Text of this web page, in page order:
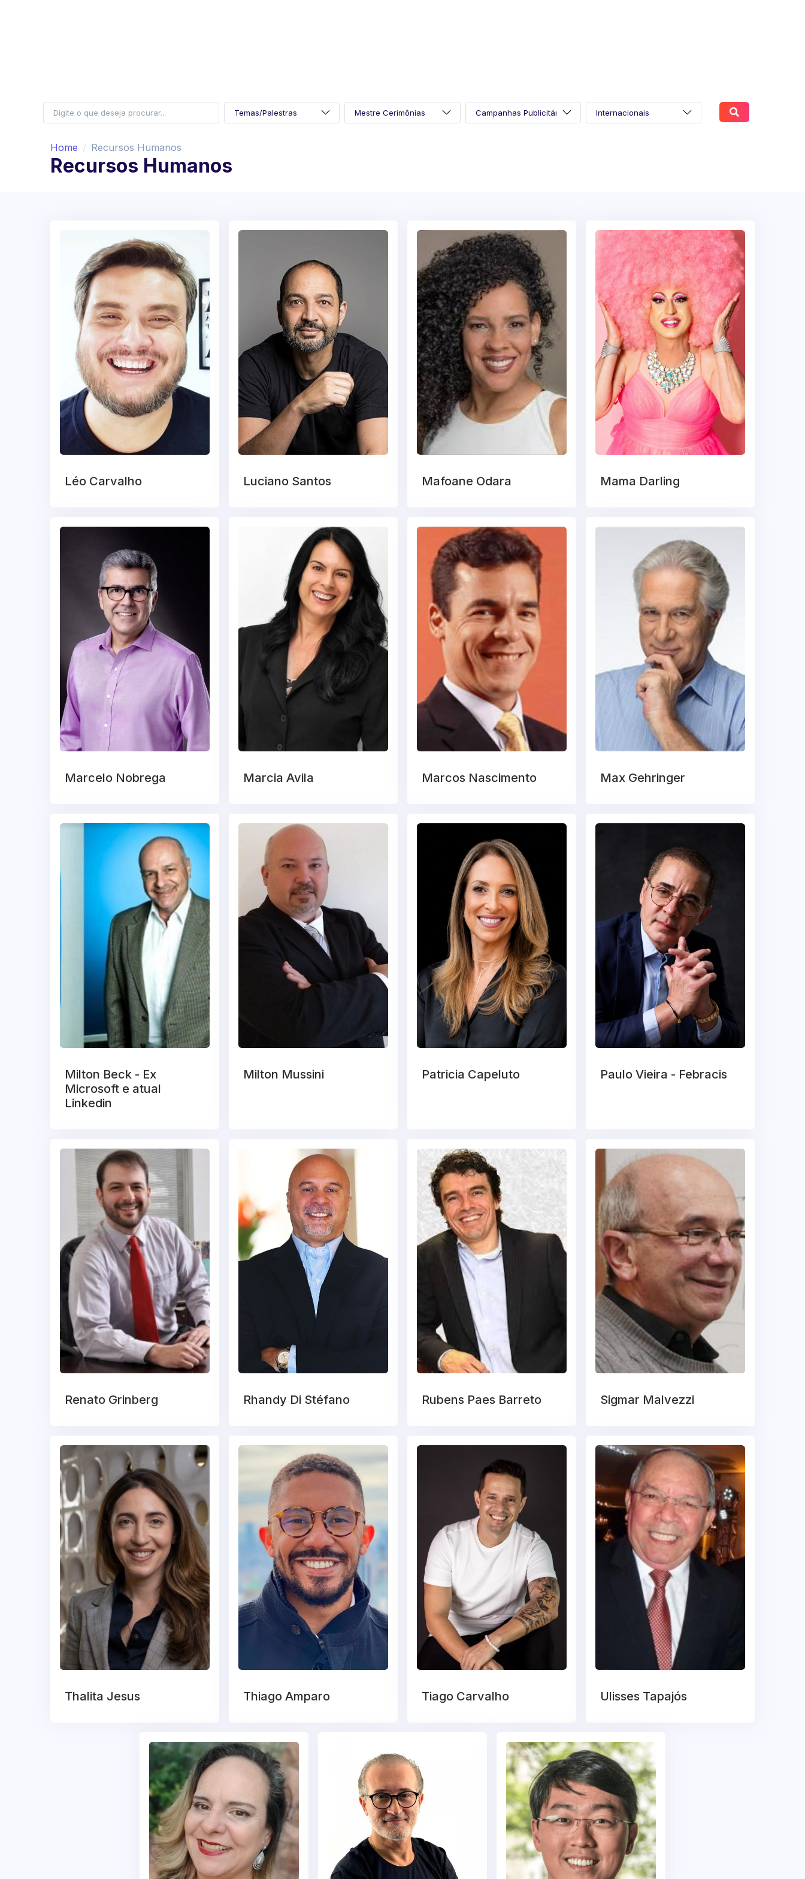
Home Recursos Humanos
Recursos Humanos
Léo Carvalho Luciano Santos Mafoane Odara Mama Darling
Marcelo Nobrega Marcia Avila Marcos Nascimento Max Gehringer
Milton Beck - Ex
Microsoft e atual
Linkedin
Milton Mussini Patricia Capeluto Paulo Vieira - Febracis
Renato Grinberg Rhandy Di Stéfano Rubens Paes Barreto Sigmar Malvezzi
Thalita Jesus Thiago Amparo Tiago Carvalho Ulisses Tapajós